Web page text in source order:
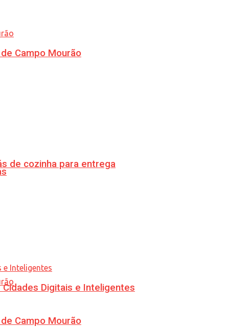
de cozinha para entrega
Campo Mourão
Campo Mourão
Digitais e Inteligentes